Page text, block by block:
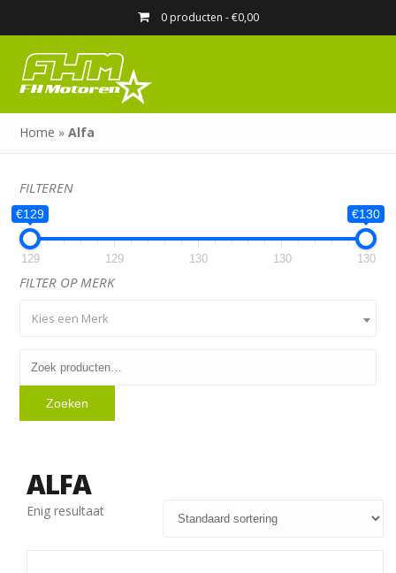
0 producten -€0,00
Home »Alfa
FILTEREN
€129 €130
129 129 130 130 130
FILTER OP MERK
Kies een Merk
Zoeken
naar:
Zoeken
ALFA
Enig resultaat